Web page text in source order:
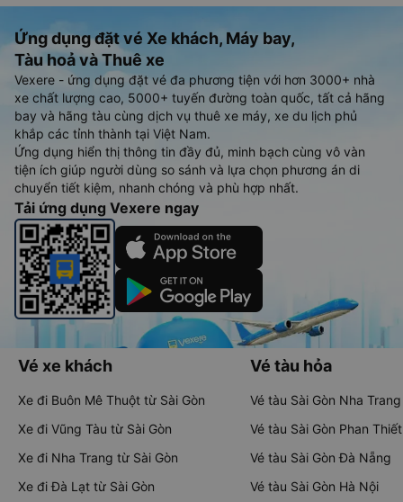
Ứng dụng đặt vé Xe khách, Máy bay,
Tàu hoả và Thuê xe
Vexere - ứng dụng đặt vé đa phương tiện với hơn 3000+ nhà
xe chất lượng cao, 5000+ tuyến đường toàn quốc, tất cả hãng
bay và hãng tàu cùng dịch vụ thuê xe máy, xe du lịch phủ
khắp các tỉnh thành tại Việt Nam.
Ứng dụng hiển thị thông tin đầy đủ, minh bạch cùng vô vàn
tiện ích giúp người dùng so sánh và lựa chọn phương án di
chuyển tiết kiệm, nhanh chóng và phù hợp nhất.
Tải ứng dụng Vexere ngay
Vé xe khách
Xe đi Buôn Mê Thuột từ Sài Gòn
Xe đi Vũng Tàu từ Sài Gòn
Xe đi Nha Trang từ Sài Gòn
Xe đi Đà Lạt từ Sài Gòn
Vé tàu hỏa
Vé tàu Sài Gòn Nha Trang
Vé tàu Sài Gòn Phan Thiết
Vé tàu Sài Gòn Đà Nẵng
Vé tàu Sài Gòn Hà Nội